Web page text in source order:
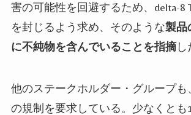
害の可能性を回避するため、 delta-8
を封じるよう求め、そのような製品
に不純物を含んでいることを指摘し
他のステークホルダー・グループも
の規制を要求している。少なくとも